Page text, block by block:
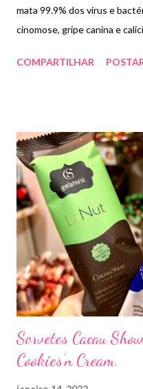
mata 99.9% dos vírus e
cinomose, gripe canina e
no mínimo, 10 minutos.
COMPARTILHAR
Sorvetes Cacau
Cookies’n Cream.